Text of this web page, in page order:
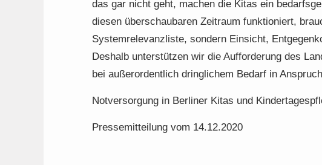
das gar nicht geht, machen die Kitas ein
diesen überschaubaren Zeitraum funktioniert,
Systemrelevanzliste, sondern Einsicht,
Deshalb unterstützen wir die Aufforderung des
bei außerordentlich dringlichem Bedarf in
Notversorgung in Berliner Kitas und
Pressemitteilung vom 14.12.2020